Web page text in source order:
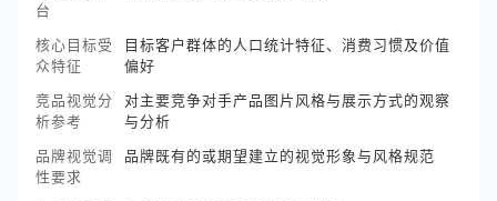
台
核心目标受
众特征
目标客户群体的人口统计特征、消费习惯及价值
偏好
竞品视觉分
析参考
对主要竞争对手产品图片风格与展示方式的观察
与分析
品牌视觉调
性要求
品牌既有的或期望建立的视觉形象与风格规范